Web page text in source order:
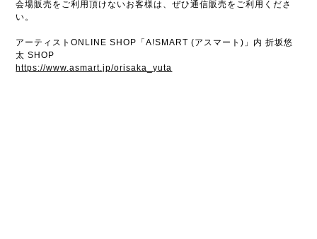
会場販売をご利用頂けないお客様は、ぜひ通信販売をご利用くださ
い。
アーティストONLINE SHOP「A!SMART (アスマート)」内 折坂悠
太 SHOP
https://www.asmart.jp/orisaka_yuta